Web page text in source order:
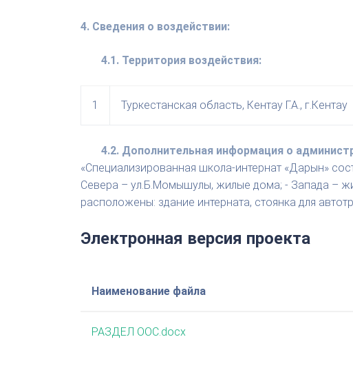
4. Сведения о воздействии:
4.1. Территория воздействия:
1 Туркестанская область, Кентау Г.А., г.Кентау
4.2. Дополнительная информация о
«Специализированная школа-интернат «Дарын»
Севера – ул.Б.Момышулы, жилые дома; - Запада –
расположены: здание интерната, стоянка для
Электронная версия проекта
Наименование файла
РАЗДЕЛ ООС.docx